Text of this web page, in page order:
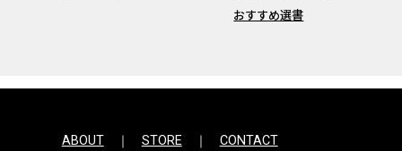
おすすめ選書
ABOUT STORE CONTACT